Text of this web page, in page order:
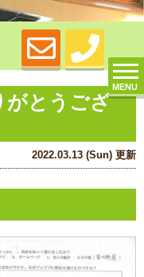
MENU
がとうござ
2022.03.13 (Sun) 更新